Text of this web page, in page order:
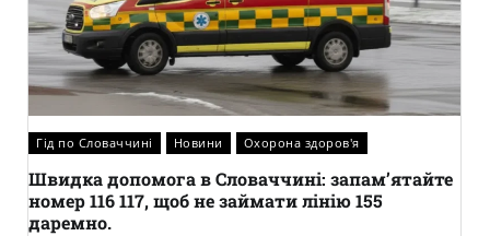
Гід по Словаччині Новини Охорона здоров'я
Швидка допомога в Словаччині: запам’ятайте
номер 116 117, щоб не займати лінію 155
даремно.